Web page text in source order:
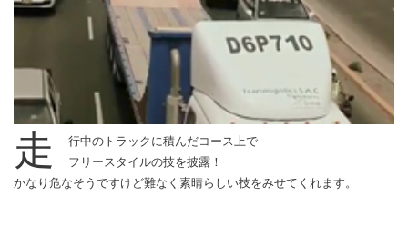
走
行中のトラックに積んだコース上で
フリースタイルの技を披露！
かなり危なそうですけど難なく素晴らしい技をみせてくれます。